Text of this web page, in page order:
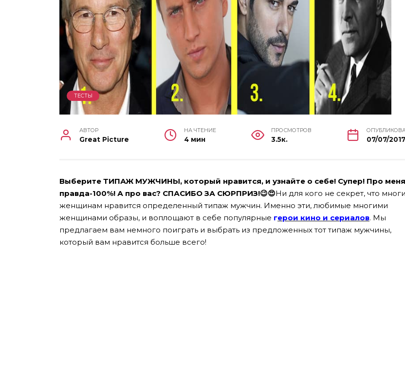
ТЕСТЫ
АВТОР
Great Picture
НА ЧТЕНИЕ
4 мин
ПРОСМОТРОВ
3.5к. 07/07/2017
Выберите ТИПАЖ МУЖЧИНЫ, который нравится, и узнайте о себе! Супер! Про меня
правда-100%! А про вас? СПАСИБО ЗА СЮРПРИЗ!😉😍Ни для кого не секрет, что
женщинам нравится определенный типаж мужчин. Именно эти, любимые многими
женщинами образы, и воплощают в себе популярные герои кино и сериалов. Мы
предлагаем вам немного поиграть и выбрать из предложенных тот типаж мужчины,
который вам нравится больше всего!